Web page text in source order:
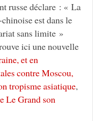
russe déclare : « La
est dans le
sans limite »
ici une nouvelle
et en
contre Moscou,
tropisme asiatique,
Le Grand son